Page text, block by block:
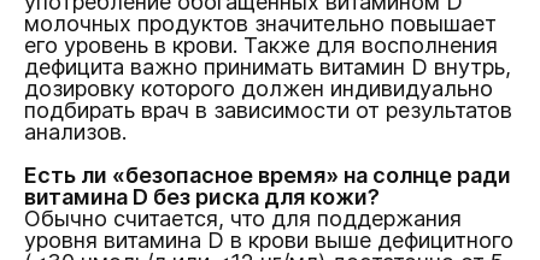
молочных продуктов значительно повышает
его уровень в крови. Также для восполнения
дефицита важно принимать витамин D внутрь,
дозировку которого должен индивидуально
подбирать врач в зависимости от результатов
анализов.
Есть ли «безопасное время» на солнце ради
витамина D без риска для кожи?
Обычно считается, что для поддержания
уровня витамина D в крови выше дефицитного